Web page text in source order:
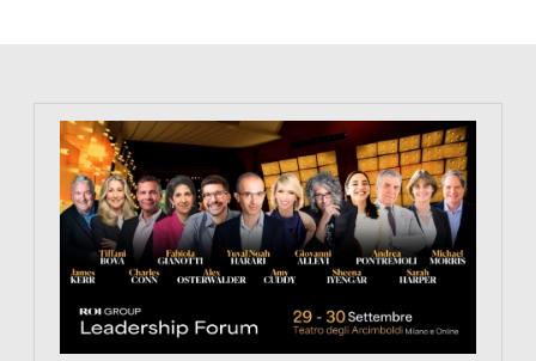
https://tinyurl.com/363fvfm9